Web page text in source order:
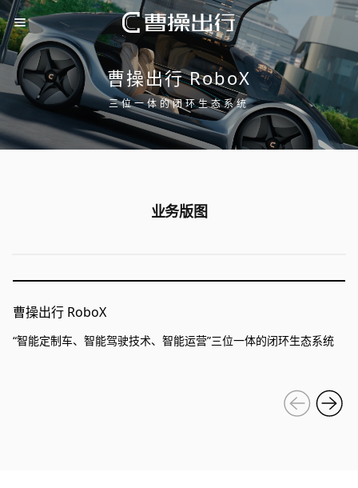
曹操出行 RoboX
三位一体的闭环生态系统
业务版图
曹操出行 RoboX
“智能定制车、智能驾驶技术、智能运营”三位一体的闭环生态系统